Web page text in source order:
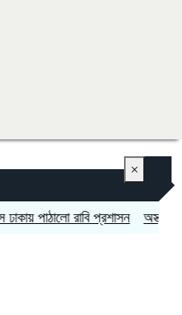
পাঠালো রাবি প্রশাসন
অস্ত্র উৎপাদন
×